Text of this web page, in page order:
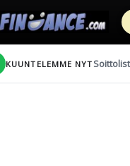
KUUNTELEMME NYT